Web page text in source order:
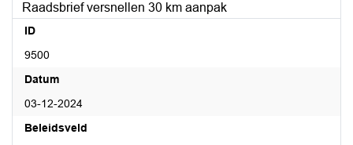
Raadsbrief versnellen 30 km aanpak
ID
9500
Datum
03-12-2024
Beleidsveld